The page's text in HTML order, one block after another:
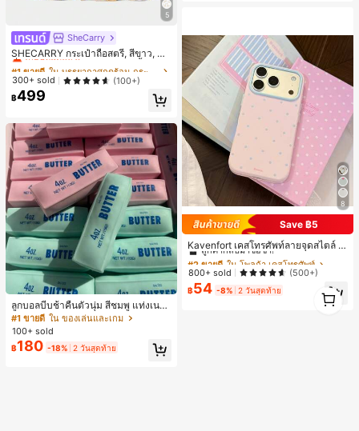
5
SheCarry
SHECARRY กระเป๋าถือสตรี, สีขาว, แฟ
ชั่น, สง่างาม, วันหยุด, งานปาร์ตี้
#1 ขายดี
เกือบหมดแล้ว!
#1 ขายดี
เกือบหมดแล้ว!
#1 ขายดี
เกือบหมดแล้ว!
#1 ขายดี
ใน บรรยากาศฤดูร้อน กระเป๋าหูหิ้วด้านบนผู้หญิง
300+ sold (100+)
฿499
ลูกบอลบีบช้าคืนตัวนุ่ม สีชมพู แท่งเนย
บีบคลายเครียด นุ่มยืดหยุ่น ของเล่นบีบ
4 ออนซ์ ของเล่นเกลือ เหมาะสำหรับขอ
งขวัญวันหยุด ของขวัญสนุกและน่ารัก
ของขวัญวันเกิด ของขวัญอีสเตอร์ ของ
#1 ขายดี ใน ของเล่นและเกม
100+ sold
฿180 -18% 2 วันสุดท้าย
8
Save ฿5
Kavenfort เคสโทรศัพท์ลายจุดสไตล์ I
NS สุดอินเทรนด์, ใช้ได้กับ Apple 17, 1
6 Pro, กันกระแทก 15, สี Macaron Col
or Block 14, เคสนิ่ม 13, สไตล์ผู้หญิง, ล
ายเรขาคณิต, มินิมอล, สดใส & เรียบง่า
ย, สไตล์ Color Block, Niche, สไตล์ IN
#2 ขายดี ใน โพลก้า เคสโทรศัพท์
ลูกค้ากลับมาซื้อซ้ำ!
#2 ขายดี ใน โพลก้า เคสโทรศัพท์
ลูกค้ากลับมาซื้อซ้ำ!
#2 ขายดี ใน โพลก้า เคสโทรศัพท์
ลูกค้ากลับมาซื้อซ้ำ!
#2 ขายดี ใน โพลก้า เคสโทรศัพท์
800+ sold (500+)
฿54 -8% 2 วันสุดท้าย
1